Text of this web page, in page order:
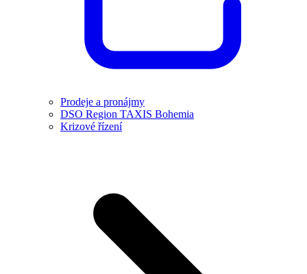
Prodeje a pronájmy
DSO Region TAXIS Bohemia
Krizové řízení